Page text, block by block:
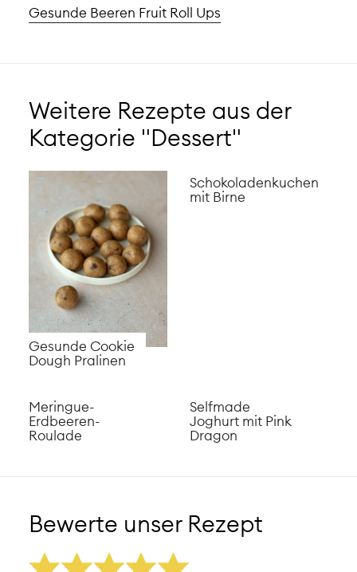
Gesunde Beeren Fruit Roll Ups
Weitere Rezepte aus der
Kategorie "Dessert"
Gesunde Cookie
Dough Pralinen
Schokoladenkuchen
mit Birne
Meringue-
Erdbeeren-
Roulade
Selfmade
Joghurt mit Pink
Dragon
Bewerte unser Rezept